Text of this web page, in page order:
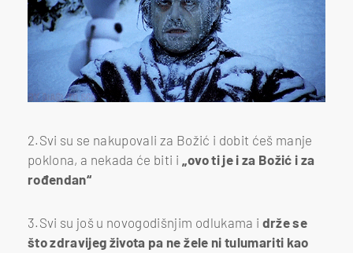
2.Svi su se nakupovali za Božić i dobit ćeš manje
poklona, a nekada će biti i „ovo ti je i za Božić i za
rođendan“
3.Svi su još u novogodišnjim odlukama i drže se
što zdravijeg života pa ne žele ni tulumariti kao